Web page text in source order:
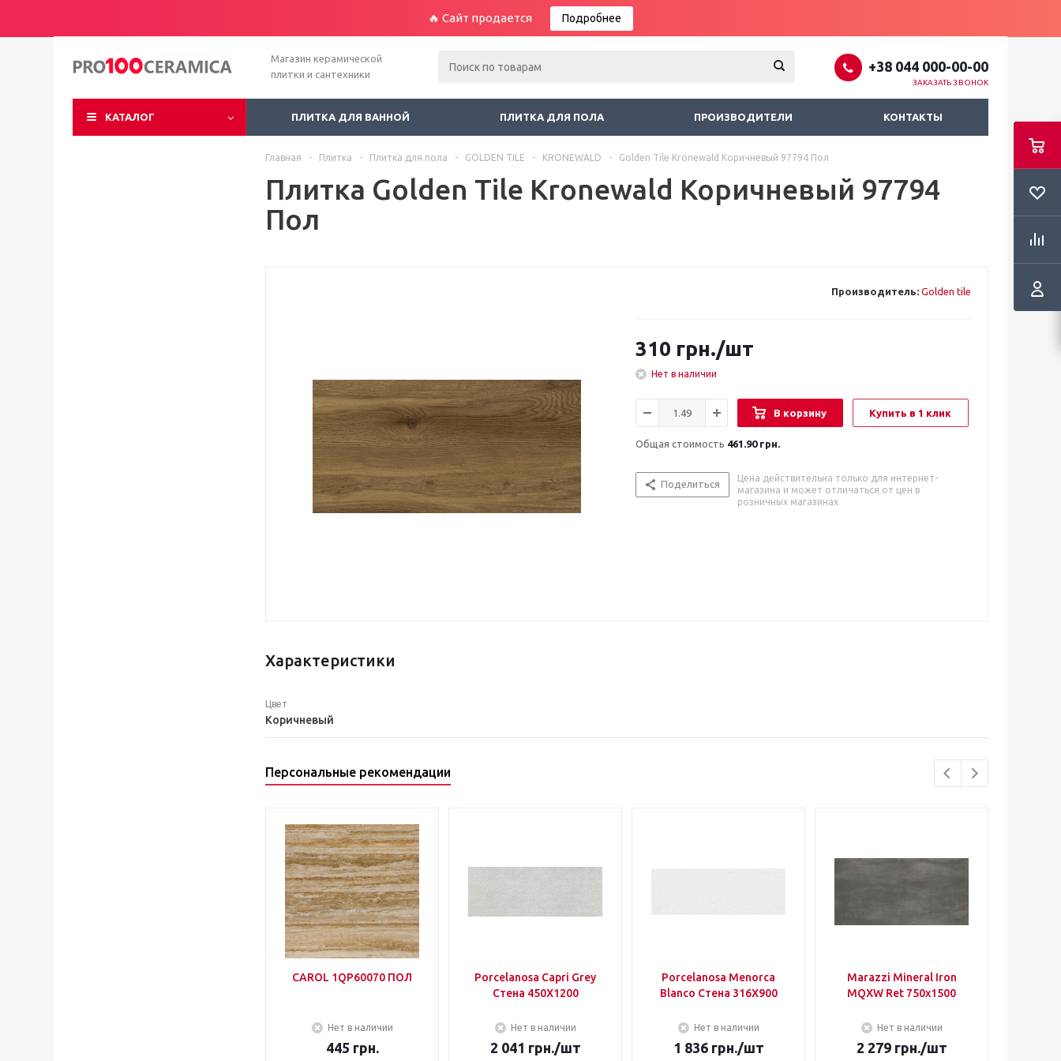
🔥 Сайт продается Подробнее
Магазин керамической
плитки и сантехники
+38 044 000-00-00
ЗАКАЗАТЬ ЗВОНОК
КАТАЛОГ ПЛИТКА ДЛЯ ВАННОЙ ПЛИТКА ДЛЯ ПОЛА ПРОИЗВОДИТЕЛИ КОНТАКТЫ
Главная - Плитка - Плитка для пола - GOLDEN TILE - KRONEWALD - Golden Tile Kronewald Коричневый 97794 Пол
Плитка Golden Tile Kronewald Коричневый 97794
Пол
Производитель: Golden tile
310 грн./шт
Нет в наличии
В корзину Купить в 1 клик
Общая стоимость 461.90 грн.
Поделиться
Цена действительна только для интернет-
магазина и может отличаться от цен в
розничных магазинах
Характеристики
Цвет
Коричневый
Персональные рекомендации
CAROL 1QP60070 ПОЛ
Нет в наличии
445 грн.
Porcelanosa Capri Grey
Стена 450Х1200
Нет в наличии
2 041 грн./шт
Porcelanosa Menorca
Blanco Стена 316Х900
Нет в наличии
1 836грн./шт
Marazzi Mineral Iron
MQXW Ret 750х1500
Нет в наличии
2 279грн./шт